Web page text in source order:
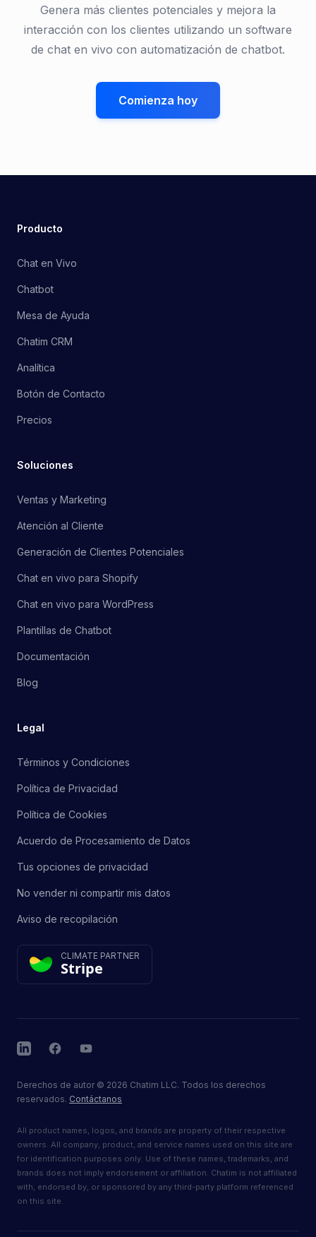
Genera más clientes potenciales y mejora la
interacción con los clientes utilizando un software
de chat en vivo con automatización de chatbot.
Comienza hoy
Producto
Chat en Vivo
Chatbot
Mesa de Ayuda
Chatim CRM
Analítica
Botón de Contacto
Precios
Soluciones
Ventas y Marketing
Atención al Cliente
Generación de Clientes Potenciales
Chat en vivo para Shopify
Chat en vivo para WordPress
Plantillas de Chatbot
Documentación
Blog
Legal
Términos y Condiciones
Política de Privacidad
Política de Cookies
Acuerdo de Procesamiento de Datos
Tus opciones de privacidad
No vender ni compartir mis datos
Aviso de recopilación
CLIMATE PARTNER
Stripe
LinkedInFacebookYouTube
Derechos de autor © 2026 Chatim LLC. Todos los derechos
reservados. Contáctanos
All product names, logos, and brands are property of their respective
owners. All company, product, and service names used on this site are
for identification purposes only. Use of these names, trademarks, and
brands does not imply endorsement or affiliation. Chatim is not affiliated
with, endorsed by, or sponsored by any third-party platform referenced
on this site.